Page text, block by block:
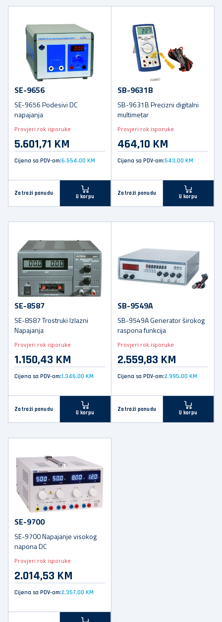
SE-9656
SE-9656 Podesivi DC
napajanja
Provjeri rok isporuke
5.601,71 KM
Cijena sa PDV-om:6.554,00 KM
Zatraži ponudu
U korpu
SB-9631B
SB-9631B Precizni digitalni
multimetar
Provjeri rok isporuke
464,10 KM
Cijena sa PDV-om:543,00 KM
Zatraži ponudu
U korpu
SE-8587
SE-8587 Trostruki Izlazni
Napajanja
Provjeri rok isporuke
1.150,43 KM
Cijena sa PDV-om:1.346,00 KM
Zatraži ponudu
U korpu
SB-9549A
SB-9549A Generator širokog
raspona funkcija
Provjeri rok isporuke
2.559,83 KM
Cijena sa PDV-om:2.995,00 KM
Zatraži ponudu
U korpu
SE-9700
SE-9700 Napajanje visokog
napona DC
Provjeri rok isporuke
2.014,53 KM
Cijena sa PDV-om:2.357,00 KM